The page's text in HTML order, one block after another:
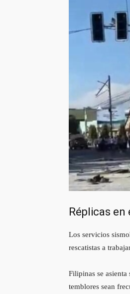
Réplicas en
Los servicios
rescatistas a
Filipinas se asienta
temblores sean